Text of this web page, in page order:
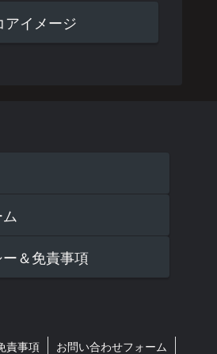
アイメージ
＆免責事項
責事項 お問い合わせフォーム